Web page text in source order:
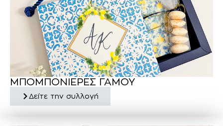
ΜΠΟΜΠΟΝΙΕΡΕΣ ΓΑΜΟΥ
Δείτε την συλλογή